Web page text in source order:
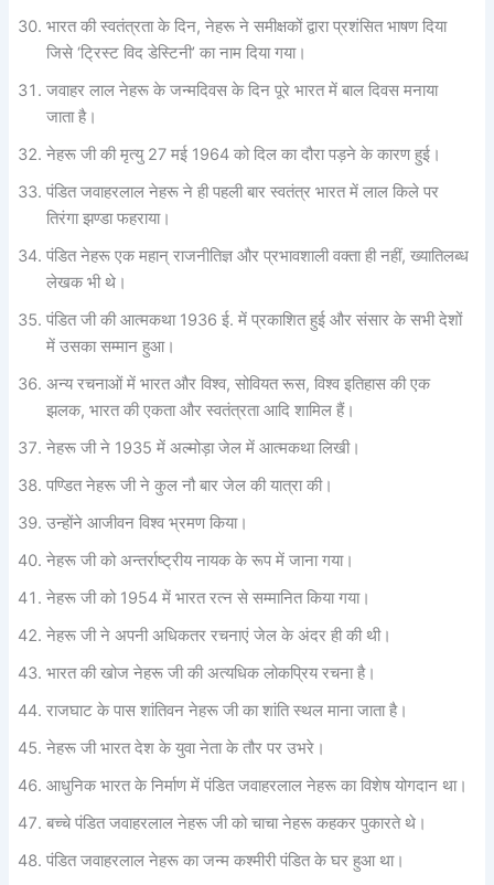
भारत की स्वतंत्रता के दिन, नेहरू ने समीक्षकों द्वारा प्रशंसित भाषण दिया
जिसे ‘ट्रिस्ट विद डेस्टिनी’ का नाम दिया गया।
जवाहर लाल नेहरू के जन्मदिवस के दिन पूरे भारत में बाल दिवस मनाया
जाता है।
नेहरू जी की मृत्यु 27 मई 1964 को दिल का दौरा पड़ने के कारण हुई।
पंडित जवाहरलाल नेहरू ने ही पहली बार स्वतंत्र भारत में लाल किले पर
तिरंगा झण्डा फहराया।
पंडित नेहरू एक महान् राजनीतिज्ञ और प्रभावशाली वक्ता ही नहीं, ख्यातिलब्ध
लेखक भी थे।
पंडित जी की आत्मकथा 1936 ई. में प्रकाशित हुई और संसार के सभी देशों
में उसका सम्मान हुआ।
अन्य रचनाओं में भारत और विश्व, सोवियत रूस, विश्व इतिहास की एक
झलक, भारत की एकता और स्वतंत्रता आदि शामिल हैं।
नेहरू जी ने 1935 में अल्मोड़ा जेल में आत्मकथा लिखी।
पण्डित नेहरू जी ने कुल नौ बार जेल की यात्रा की।
उन्होंने आजीवन विश्व भ्रमण किया।
नेहरू जी को अन्तर्राष्ट्रीय नायक के रूप में जाना गया।
नेहरू जी को 1954 में भारत रत्न से सम्मानित किया गया।
नेहरू जी ने अपनी अधिकतर रचनाएं जेल के अंदर ही की थी।
भारत की खोज नेहरू जी की अत्यधिक लोकप्रिय रचना है।
राजघाट के पास शांतिवन नेहरू जी का शांति स्थल माना जाता है।
नेहरू जी भारत देश के युवा नेता के तौर पर उभरे।
आधुनिक भारत के निर्माण में पंडित जवाहरलाल नेहरू का विशेष योगदान था।
बच्चे पंडित जवाहरलाल नेहरू जी को चाचा नेहरू कहकर पुकारते थे।
पंडित जवाहरलाल नेहरू का जन्म कश्मीरी पंडित के घर हुआ था।